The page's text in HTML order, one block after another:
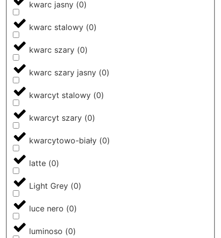
kwarc jasny (0)
kwarc stalowy (0)
kwarc szary (0)
kwarc szary jasny (0)
kwarcyt stalowy (0)
kwarcyt szary (0)
kwarcytowo-biały (0)
latte (0)
Light Grey (0)
luce nero (0)
luminoso (0)